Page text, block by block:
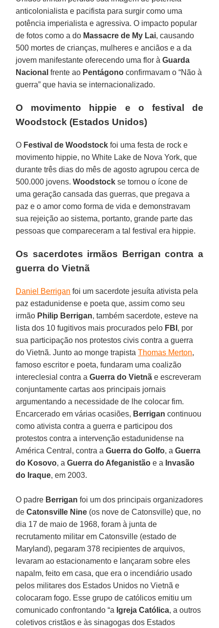
anticolonialista e pacifista para surgir como uma
potência imperialista e agressiva. O impacto popular
de fotos como a do Massacre de My Lai, causando
500 mortes de crianças, mulheres e anciãos e a da
jovem manifestante oferecendo uma flor àGuarda
Nacional frente ao Pentágono confirmavam o “Não à
guerra” que havia se internacionalizado.
O movimento hippie e o festival de
Woodstock (Estados Unidos)
O Festival de Woodstock foi uma festa de rock e
movimento hippie, no White Lake de Nova York, que
durante três dias do mês de agosto agrupou cerca de
500.000 jovens.Woodstock se tornou o ícone de
uma geração cansada das guerras, que pregava a
paz e o amor como forma de vida e demonstravam
sua rejeição ao sistema, portanto, grande parte das
pessoas que compareceram a tal festival era hippie.
Os sacerdotes irmãos Berrigan contra a
guerra do Vietnã
Daniel Berrigan foi um sacerdote jesuíta ativista pela
paz estadunidense e poeta que, assim como seu
irmão Philip Berrigan, também sacerdote, esteve na
lista dos 10 fugitivos mais procurados pelo FBI , por
sua participação nos protestos civis contra a guerra
do Vietnã. Junto ao monge trapistaThomas Merton,
famoso escritor e poeta, fundaram uma coalizão
intereclesial contra a Guerra do Vietnã e escreveram
conjuntamente cartas aos principais jornais
argumentando a necessidade de lhe colocar fim.
Encarcerado em várias ocasiões, Berrigan continuou
como ativista contra a guerra e participou dos
protestos contra a intervenção estadunidense na
América Central, contra aGuerra do Golfo, aGuerra
do Kosovo, aGuerra do Afeganistão e a Invasão
do Iraque, em 2003.
O padre Berrigan foi um dos principais organizadores
deCatonsville Nine (os nove de Catonsville) que, no
dia 17 de maio de 1968, foram à junta de
recrutamento militar em Catonsville (estado de
Maryland), pegaram 378 recipientes de arquivos,
levaram ao estacionamento e lançaram sobre eles
napalm, feito em casa, que era o incendiário usado
pelos militares dos Estados Unidos no Vietnã e
colocaram fogo. Esse grupo de católicos emitiu um
comunicado confrontando “a Igreja Católica, a outros
coletivos cristãos e às sinagogas dos Estados